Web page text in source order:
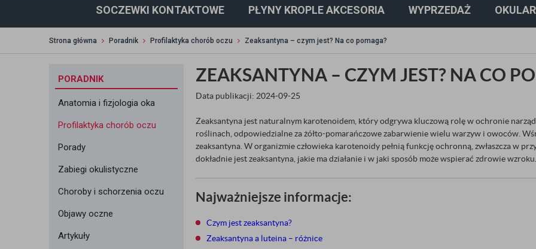
SOCZEWKI KONTAKTOWE PŁYNY KROPLE AKCESORIA WYPRZEDAŻ
Strona główna Poradnik Profilaktyka chorób oczu Zeaksantyna – czym jest? Na co pomaga?
PORADNIK
Anatomia i fizjologia oka
Profilaktyka chorób oczu
Porady
Zabiegi okulistyczne
Choroby i schorzenia oczu
Objawy oczne
Artykuły
ZEAKSANTYNA – CZYM JEST? NA CO
Data publikacji: 2024-09-25
Zeaksantyna jest naturalnym karotenoidem, który odgrywa kluczową rolę w ochronie
roślinach, odpowiedzialne za żółto-pomarańczowe zabarwienie wielu warzyw i owoców.
zeaksantyna. W organizmie człowieka karotenoidy pełnią funkcję ochronną, zwłaszcza w
dokładnie jest zeaksantyna, jakie ma działanie i w jaki sposób może wspierać zdrowie wzroku.
Najważniejsze informacje:
Czym jest zeaksantyna?
Zeaksantyna a luteina – różnice